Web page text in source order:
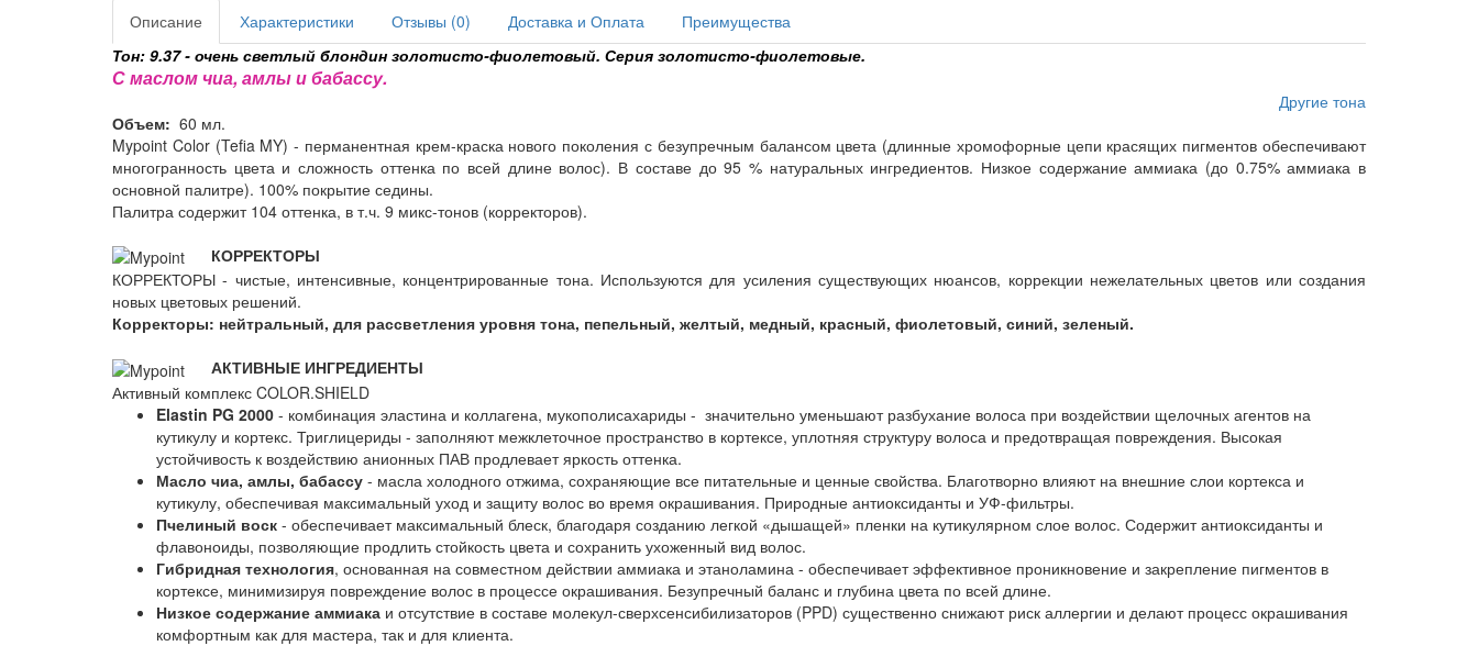
Описание Характеристики Отзывы (0) Доставка и Оплата
Преимущества
Тон: 9.37 - очень светлый блондин золотисто-фиолетовый. Серия золотисто-фиолетовые.
С маслом чиа, амлы и бабассу.
Другие тона
Объем: 60 мл.
Mypoint Color (Tefia MY) - перманентная крем-краска нового поколения с безупречным балансом цвета (длинные хромофорные цепи красящих пигментов обеспечивают
многогранность цвета и сложность оттенка по всей длине волос). В составе до 95 % натуральных ингредиентов. Низкое содержание аммиака (до 0.75% аммиака в
основной палитре). 100% покрытие седины.
Палитра содержит 104 оттенка, в т.ч. 9 микс-тонов (корректоров).
КОРРЕКТОРЫ
КОРРЕКТОРЫ - чистые, интенсивные, концентрированные тона. Используются для усиления существующих нюансов, коррекции нежелательных цветов или создания
новых цветовых решений.
Корректоры: нейтральный, для рассветления уровня тона, пепельный, желтый, медный, красный, фиолетовый, синий, зеленый.
АКТИВНЫЕ ИНГРЕДИЕНТЫ
Активный комплекс COLOR.SHIELD
Elastin PG 2000 - комбинация эластина и коллагена, мукополисахариды - значительно уменьшают разбухание волоса при воздействии щелочных агентов на
кутикулу и кортекс. Триглицериды - заполняют межклеточное пространство в кортексе, уплотняя структуру волоса и предотвращая повреждения. Высокая
устойчивость к воздействию анионных ПАВ продлевает яркость оттенка.
Масло чиа, амлы, бабассу - масла холодного отжима, сохраняющие все питательные и ценные свойства. Благотворно влияют на внешние слои кортекса и
кутикулу, обеспечивая максимальный уход и защиту волос во время окрашивания. Природные антиоксиданты и УФ-фильтры.
Пчелиный воск - обеспечивает максимальный блеск, благодаря созданию легкой «дышащей» пленки на кутикулярном слое волос. Содержит антиоксиданты и
флавоноиды, позволяющие продлить стойкость цвета и сохранить ухоженный вид волос.
Гибридная технология, основанная на совместном действии аммиака и этаноламина - обеспечивает эффективное проникновение и закрепление пигментов в
кортексе, минимизируя повреждение волос в процессе окрашивания. Безупречный баланс и глубина цвета по всей длине.
Низкое содержание аммиака и отсутствие в составе молекул-сверхсенсибилизаторов (PPD) существенно снижают риск аллергии и делают процесс окрашивания
комфортным как для мастера, так и для клиента.